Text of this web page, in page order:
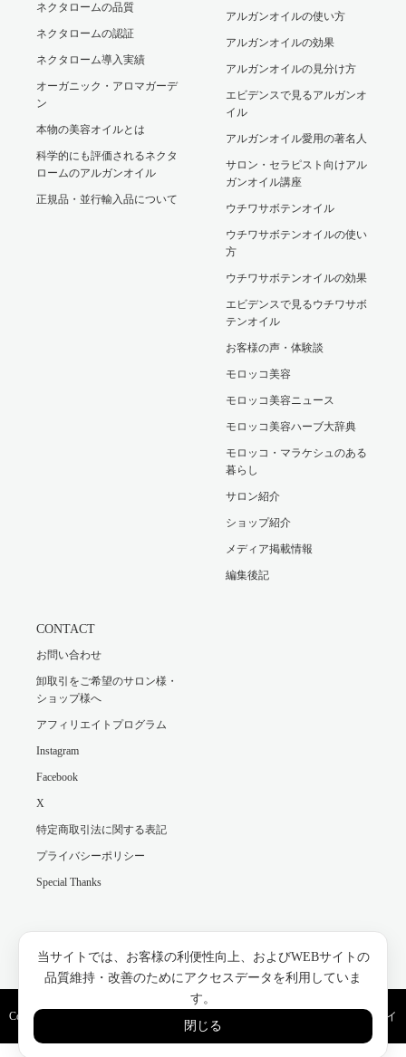
ネクタロームの品質
ネクタロームの認証
ネクタローム導入実績
オーガニック・アロマガーデ
ン
本物の美容オイルとは
科学的にも評価されるネクタ
ロームのアルガンオイル
正規品・並行輸入品について
アルガンオイルの使い方
アルガンオイルの効果
アルガンオイルの見分け方
エビデンスで見るアルガンオ
イル
アルガンオイル愛用の著名人
サロン・セラピスト向けアル
ガンオイル講座
ウチワサボテンオイル
ウチワサボテンオイルの使い
方
ウチワサボテンオイルの効果
エビデンスで見るウチワサボ
テンオイル
お客様の声・体験談
モロッコ美容
モロッコ美容ニュース
モロッコ美容ハーブ大辞典
モロッコ・マラケシュのある
暮らし
サロン紹介
ショップ紹介
メディア掲載情報
編集後記
CONTACT
お問い合わせ
卸取引をご希望のサロン様・
ショップ様へ
アフィリエイトプログラム
Instagram
Facebook
X
特定商取引法に関する表記
プライバシーポリシー
Special Thanks
Copyright © モロッコ美容のネクタローム（NECTAROME）公式｜アルガンオイ
当サイトでは、お客様の利便性向上、およびWEBサイトの
品質維持・改善のためにアクセスデータを利用していま
す。
閉じる